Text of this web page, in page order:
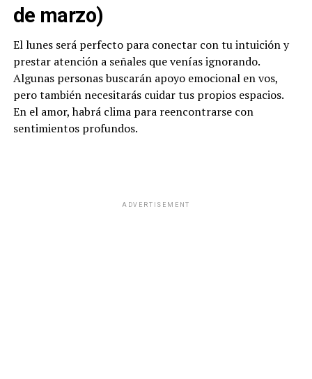
de marzo)
El lunes será perfecto para conectar con tu intuición y
prestar atención a señales que venías ignorando.
Algunas personas buscarán apoyo emocional en vos,
pero también necesitarás cuidar tus propios espacios.
En el amor, habrá clima para reencontrarse con
sentimientos profundos.
ADVERTISEMENT